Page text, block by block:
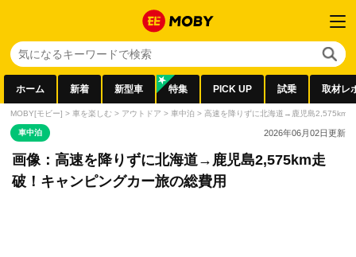
ホーム 新着 新型車 特集 PICK UP 試乗 取材レ
MOBY[モビー] > 車を楽しむ > アウトドア > 車中泊 > 高速を降りずに北海道→鹿児島2,575km
車中泊 2026年06月02日更新
画像：高速を降りずに北海道→鹿児島2,575km走
破！キャンピングカー旅の総費用